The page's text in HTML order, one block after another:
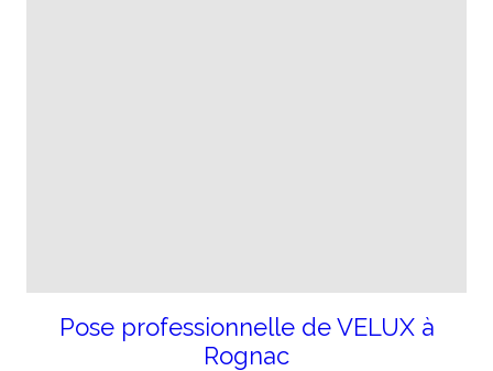
Pose professionnelle de VELUX à
Rognac